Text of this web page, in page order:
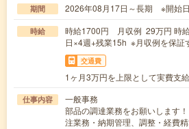
期間 2026年08月17日～長期 ※開始
時給
時給1700円 月収例 29万円 時
日×4週+残業15h ※月収例を保証
交通費
1ヶ月3万円を上限として実費支給
仕事内容
一般事務
部品の調達業務をお願いします
注業務・納期管理、調整・経費